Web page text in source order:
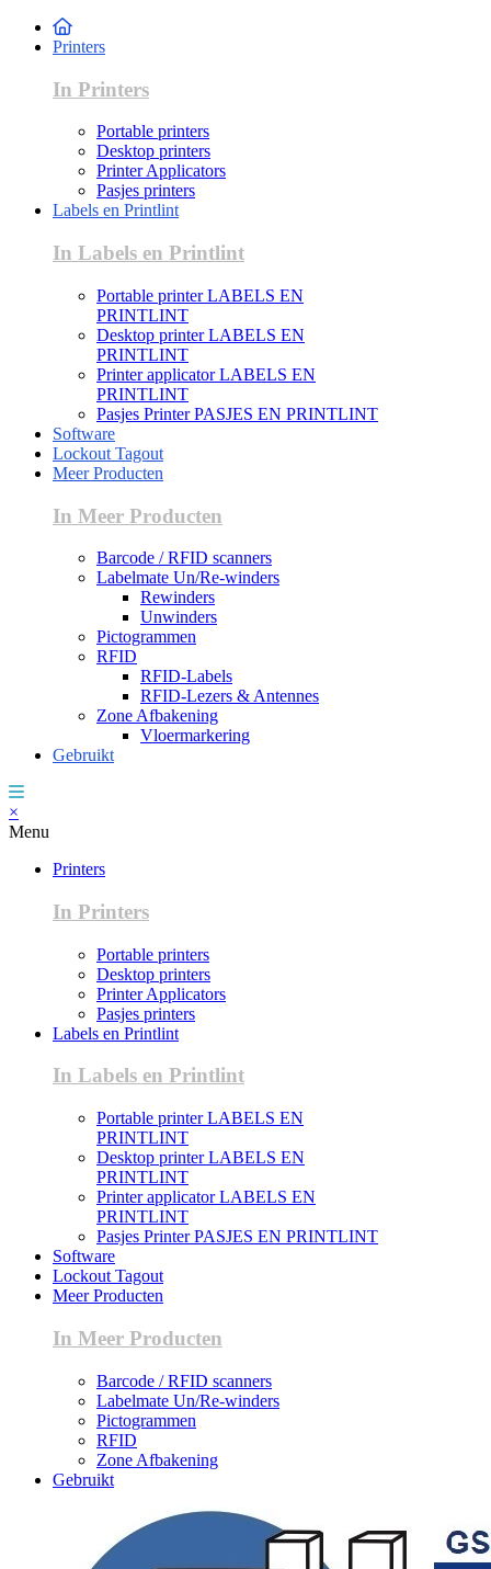
Printers
In Printers
Portable printers
Desktop printers
Printer Applicators
Pasjes printers
Labels en Printlint
In Labels en Printlint
Portable printer LABELS EN
PRINTLINT
Desktop printer LABELS EN
PRINTLINT
Printer applicator LABELS EN
PRINTLINT
Pasjes Printer PASJES EN PRINTLINT
Software
Lockout Tagout
Meer Producten
In Meer Producten
Barcode / RFID scanners
Labelmate Un/Re-winders
Rewinders
Unwinders
Pictogrammen
RFID
RFID-Labels
RFID-Lezers & Antennes
Zone Afbakening
Vloermarkering
Gebruikt
×
Menu
Printers
In Printers
Portable printers
Desktop printers
Printer Applicators
Pasjes printers
Labels en Printlint
In Labels en Printlint
Portable printer LABELS EN
PRINTLINT
Desktop printer LABELS EN
PRINTLINT
Printer applicator LABELS EN
PRINTLINT
Pasjes Printer PASJES EN PRINTLINT
Software
Lockout Tagout
Meer Producten
In Meer Producten
Barcode / RFID scanners
Labelmate Un/Re-winders
Pictogrammen
RFID
Zone Afbakening
Gebruikt